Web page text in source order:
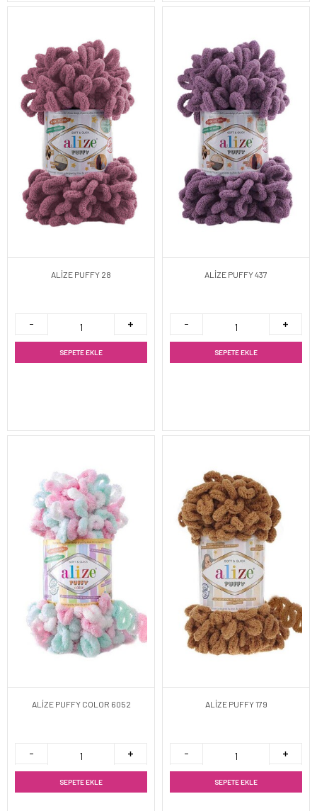
ALİZE PUFFY 28
SEPETE EKLE
ALİZE PUFFY 437
SEPETE EKLE
ALİZE PUFFY COLOR 6052
SEPETE EKLE
ALİZE PUFFY 179
SEPETE EKLE